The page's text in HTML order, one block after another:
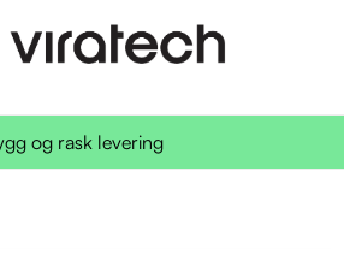
og rask levering